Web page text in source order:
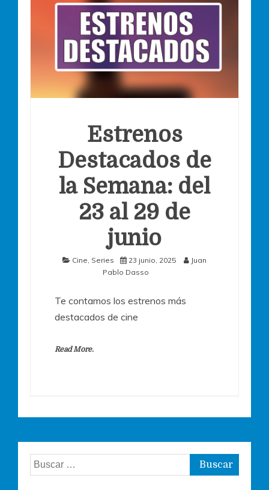
Estrenos
Destacados de
la Semana: del
23 al 29 de
junio
Cine Series 23 junio, 2025
Juan
Pablo Dasso
Te contamos los estrenos más
destacados de cine
Read More.
Buscar: